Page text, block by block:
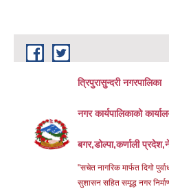
Skip to main content
त्रिपुरासुन्दरी नगरपालिका
नगर कार्यपालिकाको
बगर,डोल्पा,कर्णाली
"सचेत नागरिक मार्फत दिगो
सुशासन सहित समृद्ध नगर